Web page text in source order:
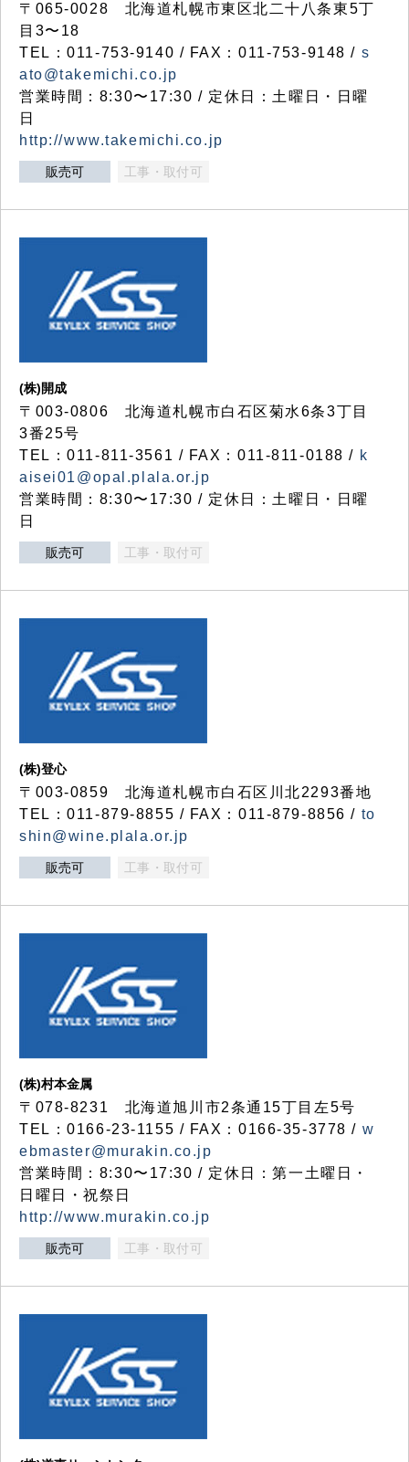
〒065-0028 北海道札幌市東区北二十八条東5丁
目3〜18
TEL：011-753-9140 / FAX：011-753-9148 / s
ato@takemichi.co.jp
営業時間：8:30〜17:30 / 定休日：土曜日・日曜
日
http://www.takemichi.co.jp
販売可 工事・取付可
(株)開成
〒003-0806 北海道札幌市白石区菊水6条3丁目
3番25号
TEL：011-811-3561 / FAX：011-811-0188 / k
aisei01@opal.plala.or.jp
営業時間：8:30〜17:30 / 定休日：土曜日・日曜
日
販売可 工事・取付可
(株)登心
〒003-0859 北海道札幌市白石区川北2293番地
TEL：011-879-8855 / FAX：011-879-8856 / to
shin@wine.plala.or.jp
販売可 工事・取付可
(株)村本金属
〒078-8231 北海道旭川市2条通15丁目左5号
TEL：0166-23-1155 / FAX：0166-35-3778 / w
ebmaster@murakin.co.jp
営業時間：8:30〜17:30 / 定休日：第一土曜日・
日曜日・祝祭日
http://www.murakin.co.jp
販売可 工事・取付可